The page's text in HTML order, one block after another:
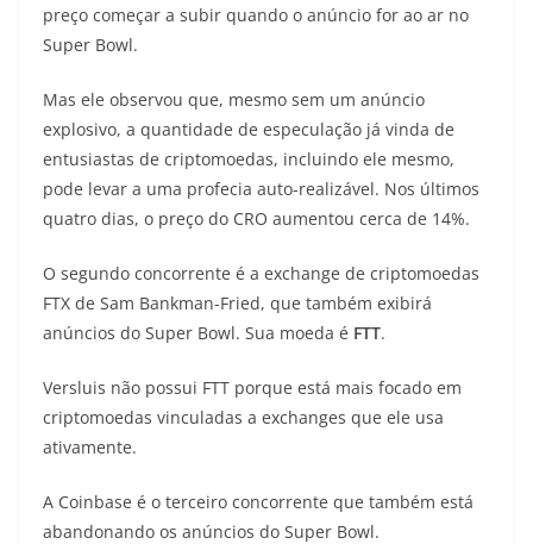
preço começar a subir quando o anúncio for ao ar no
Super Bowl.
Mas ele observou que, mesmo sem um anúncio
explosivo, a quantidade de especulação já vinda de
entusiastas de criptomoedas, incluindo ele mesmo,
pode levar a uma profecia auto-realizável. Nos últimos
quatro dias, o preço do CRO aumentou cerca de 14%.
O segundo concorrente é a exchange de criptomoedas
FTX de Sam Bankman-Fried, que também exibirá
anúncios do Super Bowl. Sua moeda é FTT.
Versluis não possui FTT porque está mais focado em
criptomoedas vinculadas a exchanges que ele usa
ativamente.
A Coinbase é o terceiro concorrente que também está
abandonando os anúncios do Super Bowl.